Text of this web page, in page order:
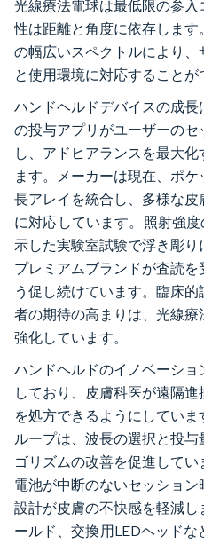
光線療法電球は最低限の参
性は距離と角度に依存しま
の幅広いスペクトルにより
と使用環境に対応することが
ハンドヘルドデバイスの成
の投与アプリがユーザーの
し、アドヒアランスを最大
ます。メーカーは現在、ポ
長アレイを統合し、多様な
に対応しています。照射強
示した実験室試験で浮き彫り
プレミアムブランドが査読
う促し続けています。臨床
者の期待の高まりは、光線
強化しています。
ハンドヘルドのイノベーシ
しており、皮膚科医が遠隔
を処方できるようにしてい
ループは、波長の選択と投
ゴリズムの改善を促進して
電池が中断のないセッショ
設計が皮膚の不快感を軽減
ールド、交換用LEDヘッド